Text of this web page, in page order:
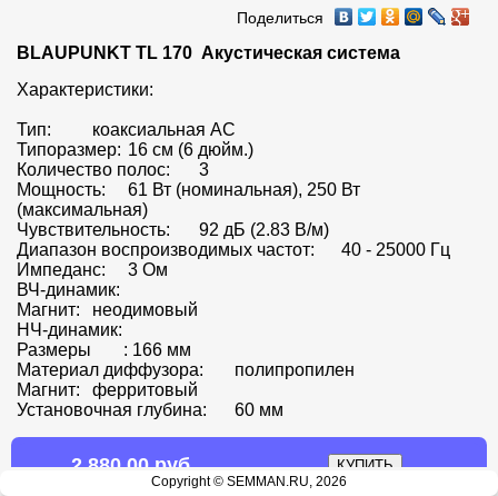
Поделиться
BLAUPUNKT TL 170  Акустическая система
Характеристики:
Тип:	 коаксиальная АС
Типоразмер:	 16 см (6 дюйм.)
Количество полос:	 3
Мощность:	 61 Вт (номинальная), 250 Вт
(максимальная)
Чувствительность:	 92 дБ (2.83 В/м)
Диапазон воспроизводимых частот:	 40 - 25000 Гц
Импеданс:	 3 Ом
ВЧ-динамик:
Магнит:	 неодимовый
НЧ-динамик:
Размеры	: 166 мм
Материал диффузора:	 полипропилен
Магнит:	 ферритовый
Установочная глубина:	 60 мм
2 880.00 руб.
Copyright © SEMMAN.RU, 2026